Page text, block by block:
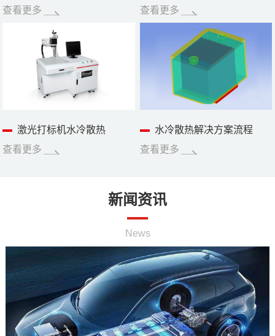
查看更多
查看更多
激光打标机水冷散热
查看更多
水冷散热解决方案流程
查看更多
新闻资讯
News